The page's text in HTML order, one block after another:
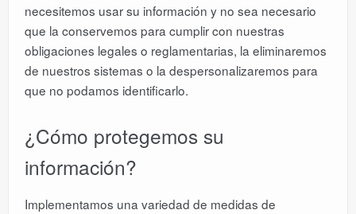
necesitemos usar su información y no sea necesario
que la conservemos para cumplir con nuestras
obligaciones legales o reglamentarias, la eliminaremos
de nuestros sistemas o la despersonalizaremos para
que no podamos identificarlo.
¿Cómo protegemos su
información?
Implementamos una variedad de medidas de